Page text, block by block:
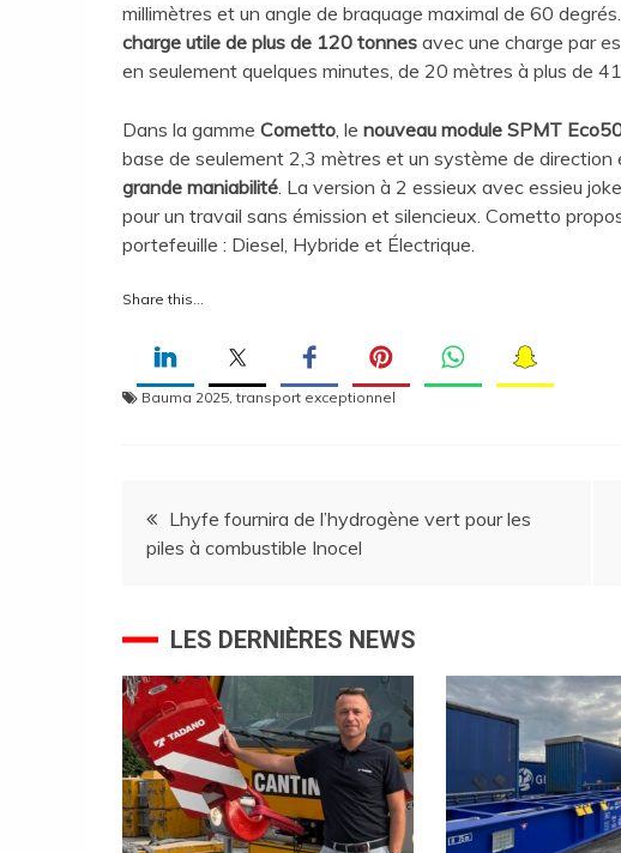
millimètres et un angle de braquage maximal de 60
charge utile de plus de 120 tonnes avec une charge par
en seulement quelques minutes, de 20 mètres à plus de
Dans la gamme Cometto, le nouveau module SPMT
base de seulement 2,3 mètres et un système de
grande maniabilité. La version à 2 essieux avec essieu
pour un travail sans émission et silencieux. Cometto
portefeuille : Diesel, Hybride et Électrique.
Share this…
Bauma 2025,transport exceptionnel
Navigation
de
l’article
Lhyfe fournira de l’hydrogène vert pour les
piles à combustible Inocel
LES DERNIÈRES NEWS